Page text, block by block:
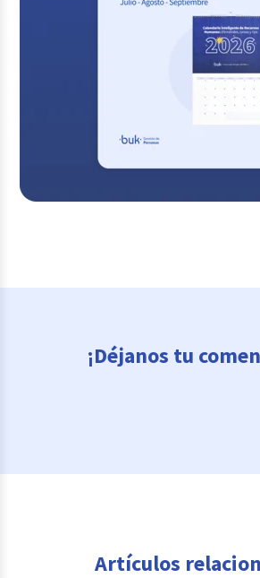
¡Déjanos tu
Artículos